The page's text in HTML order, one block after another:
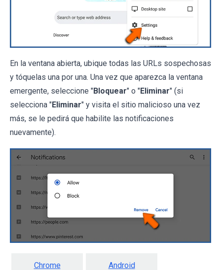
En la ventana abierta, ubique todas las URLs sospechosas
y tóquelas una por una. Una vez que aparezca la ventana
emergente, seleccione "Bloquear" o "Eliminar" (si
selecciona "Eliminar" y visita el sitio malicioso una vez
más, se le pedirá que habilite las notificaciones
nuevamente).
Chrome Android